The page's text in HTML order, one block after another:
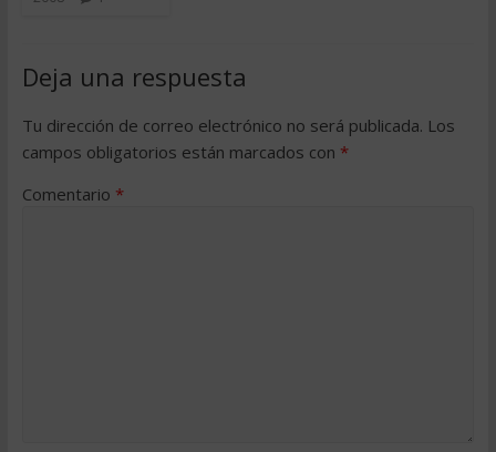
Deja una respuesta
Tu dirección de correo electrónico no será publicada. Los
campos obligatorios están marcados con *
Comentario *